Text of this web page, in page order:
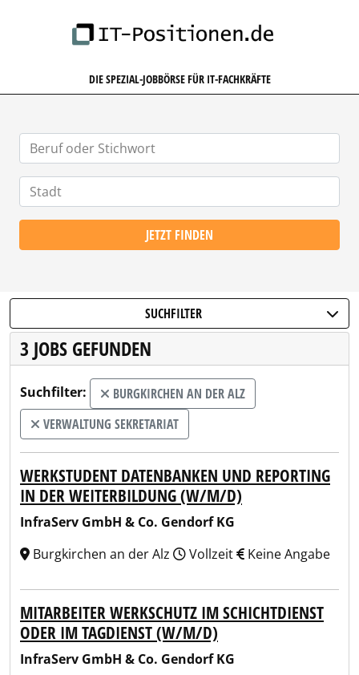
DIE SPEZIAL-JOBBÖRSE FÜR IT-FACHKRÄFTE
JETZT FINDEN
SUCHFILTER
3 JOBS GEFUNDEN
Suchfilter:
BURGKIRCHEN AN DER ALZ
VERWALTUNG SEKRETARIAT
WERKSTUDENT DATENBANKEN UND REPORTING
IN DER WEITERBILDUNG (W/M/D)
InfraServ GmbH & Co. Gendorf KG
Burgkirchen an der Alz
Vollzeit Keine Angabe
MITARBEITER WERKSCHUTZ IM SCHICHTDIENST
ODER IM TAGDIENST (W/M/D)
InfraServ GmbH & Co. Gendorf KG